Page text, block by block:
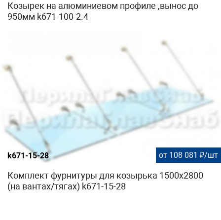
Козырек на алюминиевом профиле ,вынос до
950мм k671-100-2.4
k671-15-28 от 108 081 ₽/шт
Комплект фурнитуры для козырька 1500х2800
(на вантах/тягах) k671-15-28